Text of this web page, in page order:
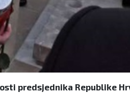
predsjednika Republike